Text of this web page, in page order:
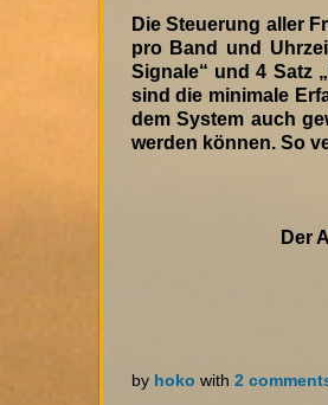
Die Steuerung aller
pro Band und
Signale“ und 4 Satz
sind die minimale
dem System auch
werden können. So
Der
by hoko with 2